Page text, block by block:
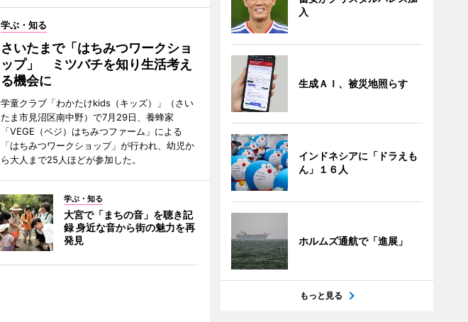
学ぶ・知る
さいたまで「はちみつワークショ
ップ」 ミツバチを知り生活考え
る機会に
学童クラブ「わかたけkids（キッズ）」（さい
たま市見沼区南中野）で7月29日、養蜂家
「VEGE（ベジ）はちみつファーム」による
「はちみつワークショップ」が行われ、幼児か
ら大人まで25人ほどが参加した。
学ぶ・知る
大宮で「まちの音」を聴き記
録 身近な音から街の魅力を再
発見
入
生成ＡＩ、被災地照らす
インドネシアに「ドラえも
ん」１６人
ホルムズ通航で「進展」
もっと見る